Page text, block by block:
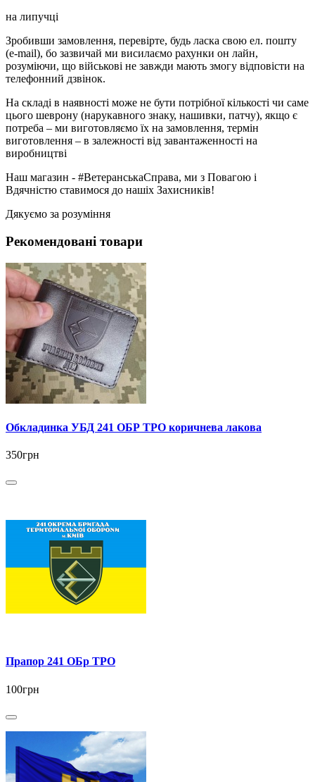
на липучці
Зробивши замовлення, перевірте, будь ласка свою ел. пошту
(e-mail), бо зазвичай ми висилаємо рахунки он лайн,
розуміючи, що військові не завжди мають змогу відповісти на
телефонний дзвінок.
На складі в наявності може не бути потрібної кількості чи саме
цього шеврону (нарукавного знаку, нашивки, патчу), якщо є
потреба – ми виготовляємо їх на замовлення, термін
виготовлення – в залежності від завантаженності на
виробництві
Наш магазин - #ВетеранськаСправа, ми з Повагою і
Вдячністю ставимося до нашіх Захисників!
Дякуємо за розуміння
Рекомендовані товари
Обкладинка УБД 241 ОБР ТРО коричнева лакова
350грн
Прапор 241 ОБр ТРО
100грн